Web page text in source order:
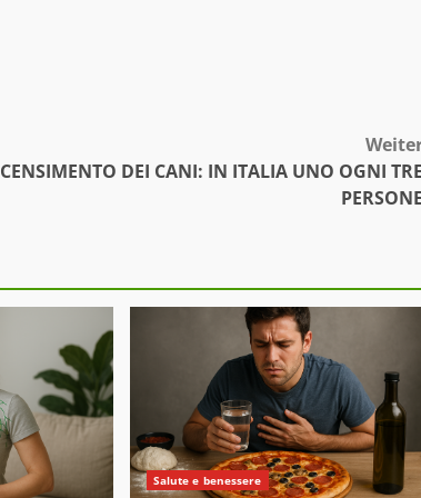
CENSIMENTO DEI CANI: IN ITALIA UNO OGNI TRE
PERSONE
Salute e benessere